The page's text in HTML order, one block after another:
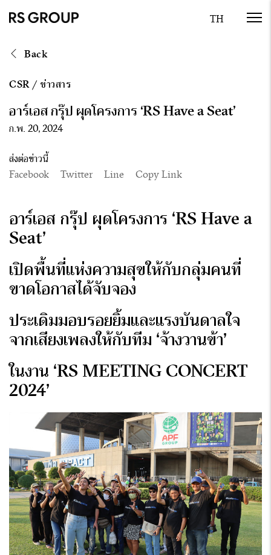
Back
CSR/ ข่าวสาร
อาร์เอส กรุ๊ป ผุดโครงการ ‘RS Have a Seat’
ก.พ. 20, 2024
ส่งต่อข่าวนี้
Facebook
Twitter Line Copy Link
อาร์เอส กรุ๊ป ผุดโครงการ ‘RS Have a
Seat’
เปิดพื้นที่แห่งความสุขให้กับกลุ่มคนที่
ขาดโอกาสได้จับจอง
ประเดิมมอบรอยยิ้มและแรงบันดาลใจ
จากเสียงเพลงให้กับทีม ‘จ้างวานข้า’
ในงาน ‘RS MEETING CONCERT
2024’